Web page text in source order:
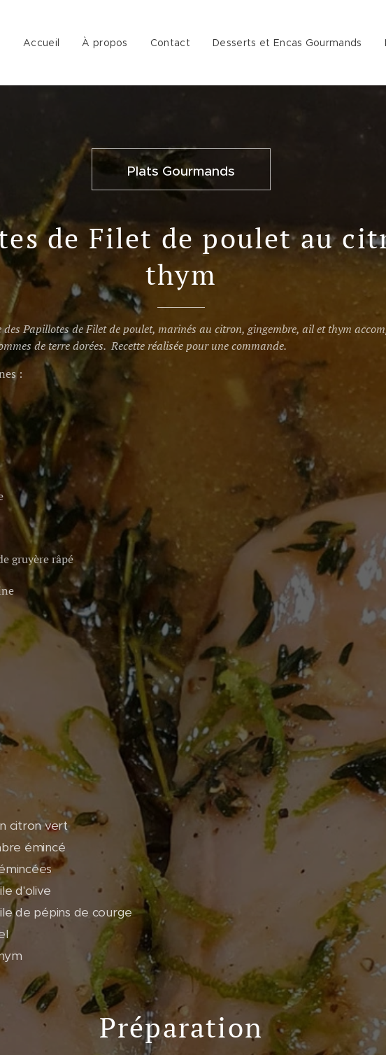
Accueil À propos Contact Desserts et Encas Gourmands
Plats Gourmands
de Filet de poulet au
thym
Papillotes de Filet de poulet, marinés au citron, gingembre, ail et thym
de terre dorées. Recette réalisée pour une commande.
:
gruyère râpé
citron vert
émincé
d'olive
de pépins de courge
Préparation